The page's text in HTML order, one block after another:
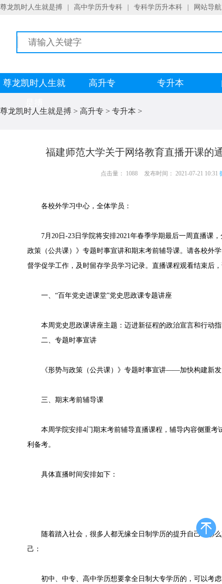
尊龙凯时人生就是搏 高中学历升专科 专科学历升本科 网站导航
尊龙凯时人生就
高升专 专升本
尊龙凯时人生就是搏 > 高升专 > 专升本 >
福建师范大学关于网络教育直播开课的
点击量： 1088 发布时间： 2021-07-21 10:31
各校外学习中心，全体学员：
7月20日-23日学院将安排2021年春季学期最后一周直播课，
政策（公共课）》专题时事宣讲和期末考前辅导课。请各校外
督学促学工作，及时留存学员学习记录。直播课程观看结束后
一、“百年党史进课堂”党史思政课专题讲座
本周党史思政课讲座主题：迈进新征程的政治宣言和行动
二、专题时事宣讲
《形势与政策（公共课）》专题时事宣讲——加快构建新发
三、期末考前辅导课
本周学院安排4门期末考前辅导直播课程，辅导内容侧重考
利备考。
具体直播时间安排如下：
随着踏入社会，很多人都无缘全日制学历的提升自己，那么
己：
初中、中专、高中学历想要拿全日制大专学历的，可以考虑